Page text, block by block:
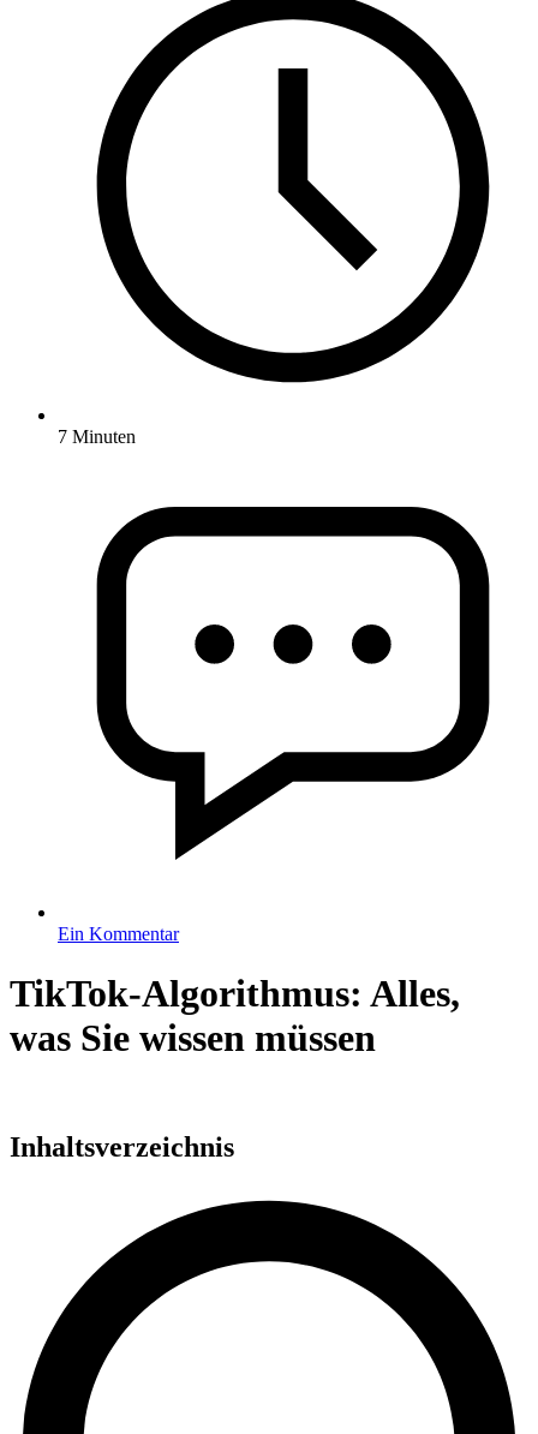
7 Minuten
Ein Kommentar
TikTok-Algorithmus: Alles,
was Sie wissen müssen
Inhaltsverzeichnis